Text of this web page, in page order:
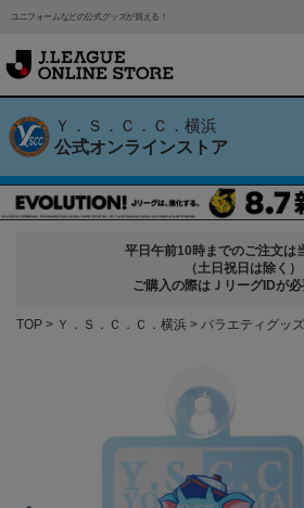
ユニフォームなどの公式グッズが買える！
Ｙ．Ｓ．Ｃ．Ｃ．横浜
公式オンラインストア
平日午前10時までのご注文は
（土日祝日は除く）
ご購入の際はＪリーグIDが必
TOP Ｙ．Ｓ．Ｃ．Ｃ．横浜 バラエティグッズ